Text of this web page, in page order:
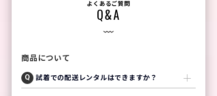
よくあるご質問
Q&A
商品について
試着での配送レンタルはできますか？